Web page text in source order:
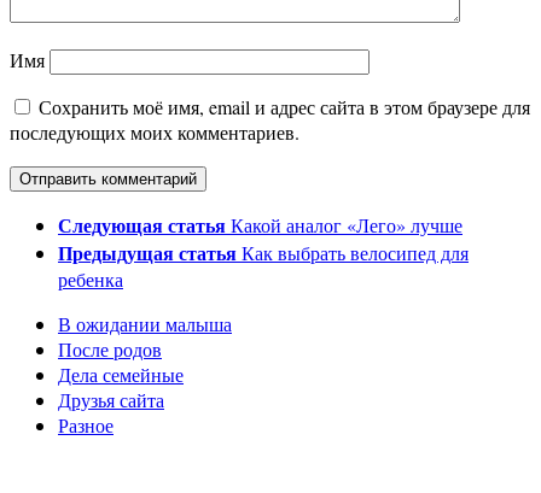
Имя
Сохранить моё имя, email и адрес сайта в этом браузере для
последующих моих комментариев.
Следующая статьяКакой аналог «Лего» лучше
Предыдущая статьяКак выбрать велосипед для
ребенка
В ожидании малыша
После родов
Дела семейные
Друзья сайта
Разное